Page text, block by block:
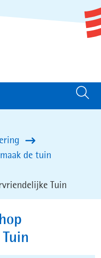
Zoeken
de tuin
Tuin